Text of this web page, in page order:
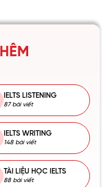
IELTS LISTENING
87 bài viết
IELTS WRITING
148 bài viết
TÀI LIỆU HỌC IELTS
88 bài viết